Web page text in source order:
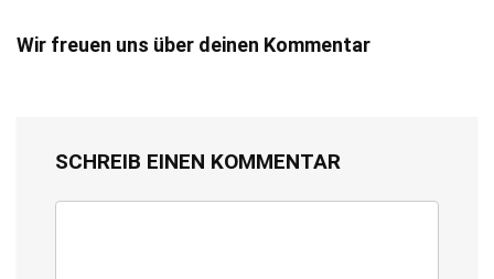
Wir freuen uns über deinen Kommentar
SCHREIB EINEN KOMMENTAR